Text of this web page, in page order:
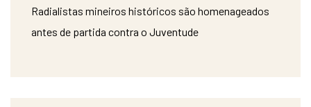
Radialistas mineiros históricos são homenageados
antes de partida contra o Juventude